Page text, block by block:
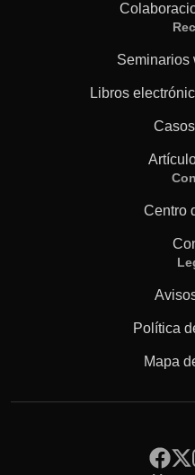
Seminarios
Libros
Centro
Política
Mapa